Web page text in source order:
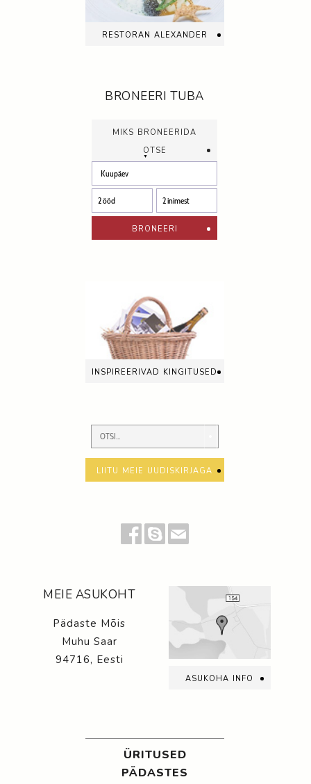
restoran alexander
BRONEERI TUBA
miks broneerida
otse
broneeri
inspireerivad kingitused
liitu meie uudiskirjaga
MEIE ASUKOHT
Pädaste Mõis
Muhu Saar
94716, Eesti
asukoha info
ÜRITUSED
PÄDASTES